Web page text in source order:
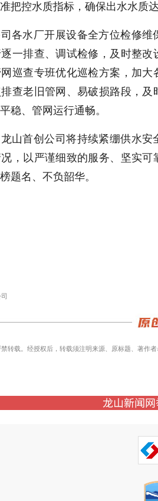
把控水质指标，确保出水水质
司各水厂开展设备全方位检修
一排查、调试检修，及时整
巡查专班优化巡检方案，加
查老旧管网、易破损路段，
稳、管网运行通畅。
山首创公司将持续紧绷供水
，以严谨细致的服务、坚实
题名、不负韶华。
转载。经授权后，转载须注明来源、原标题、著作